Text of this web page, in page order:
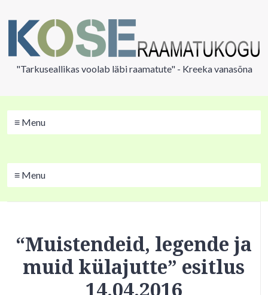
"Tarkuseallikas voolab läbi raamatute" - Kreeka vanasõna
≡ Menu
≡ Menu
“Muistendeid, legende ja
muid külajutte” esitlus
14.04.2016